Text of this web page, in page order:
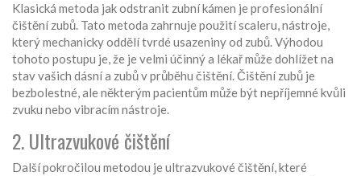
Klasická metoda jak odstranit zubní kámen je profesionální
čištění zubů. Tato metoda zahrnuje použití scaleru, nástroje,
který mechanicky oddělí tvrdé usazeniny od zubů. Výhodou
tohoto postupu je, že je velmi účinný a lékař může dohlížet na
stav vašich dásní a zubů v průběhu čištění. Čištění zubů je
bezbolestné, ale některým pacientům může být nepříjemné kvůli
zvuku nebo vibracím nástroje.
2. Ultrazvukové čištění
Další pokročilou metodou je ultrazvukové čištění, které